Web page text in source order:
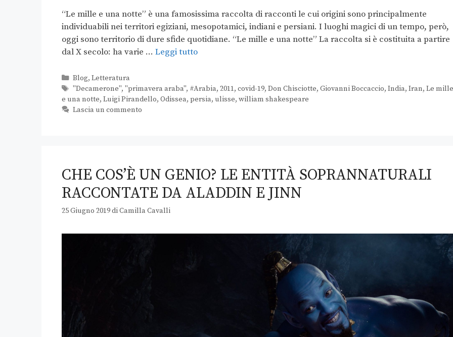
“Le mille e una notte” è una famosissima raccolta di racconti le cui origini sono principalmente
individuabili nei territori egiziani, mesopotamici, indiani e persiani. I luoghi magici di un tempo, però,
oggi sono territorio di dure sfide quotidiane. “Le mille e una notte” La raccolta si è costituita a partire
dal X secolo: ha varie … Leggi tutto
Blog, Letteratura
"Decamerone", "primavera araba", #Arabia, 2011, covid-19, Don Chisciotte, Giovanni Boccaccio, India, Iran, Le mille
e una notte, Luigi Pirandello, Odissea, persia, ulisse, william shakespeare
Lascia un commento
CHE COS’È UN GENIO? LE ENTITÀ SOPRANNATURALI
RACCONTATE DA ALADDIN E JINN
25 Giugno 2019diCamilla Cavalli